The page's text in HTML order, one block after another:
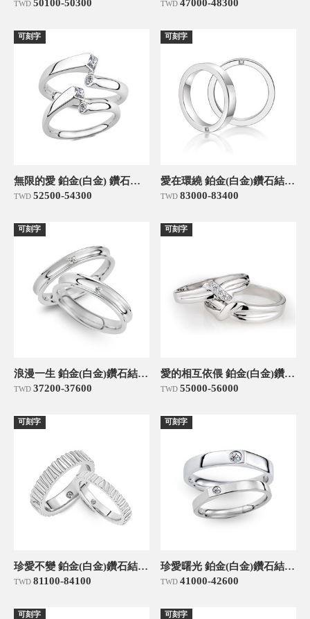
TWD 50100-50300 TWD 47000-48300
可刻字
無限的愛 鉑金(白金) 鑽石結婚對戒
TWD 52500-54300
可刻字
愛在環繞 鉑金(白金)鑽石結婚對戒
TWD 83000-83400
可刻字
浪漫一生 鉑金(白金)鑽石結婚對戒
TWD 37200-37600
可刻字
愛的相互依偎 鉑金(白金)鑽石結婚對戒
TWD 55000-56000
可刻字
珍愛不變 鉑金(白金)鑽石結婚對戒
TWD 81100-84100
可刻字
珍愛曙光 鉑金(白金)鑽石結婚對戒
TWD 41000-42600
可刻字 可刻字